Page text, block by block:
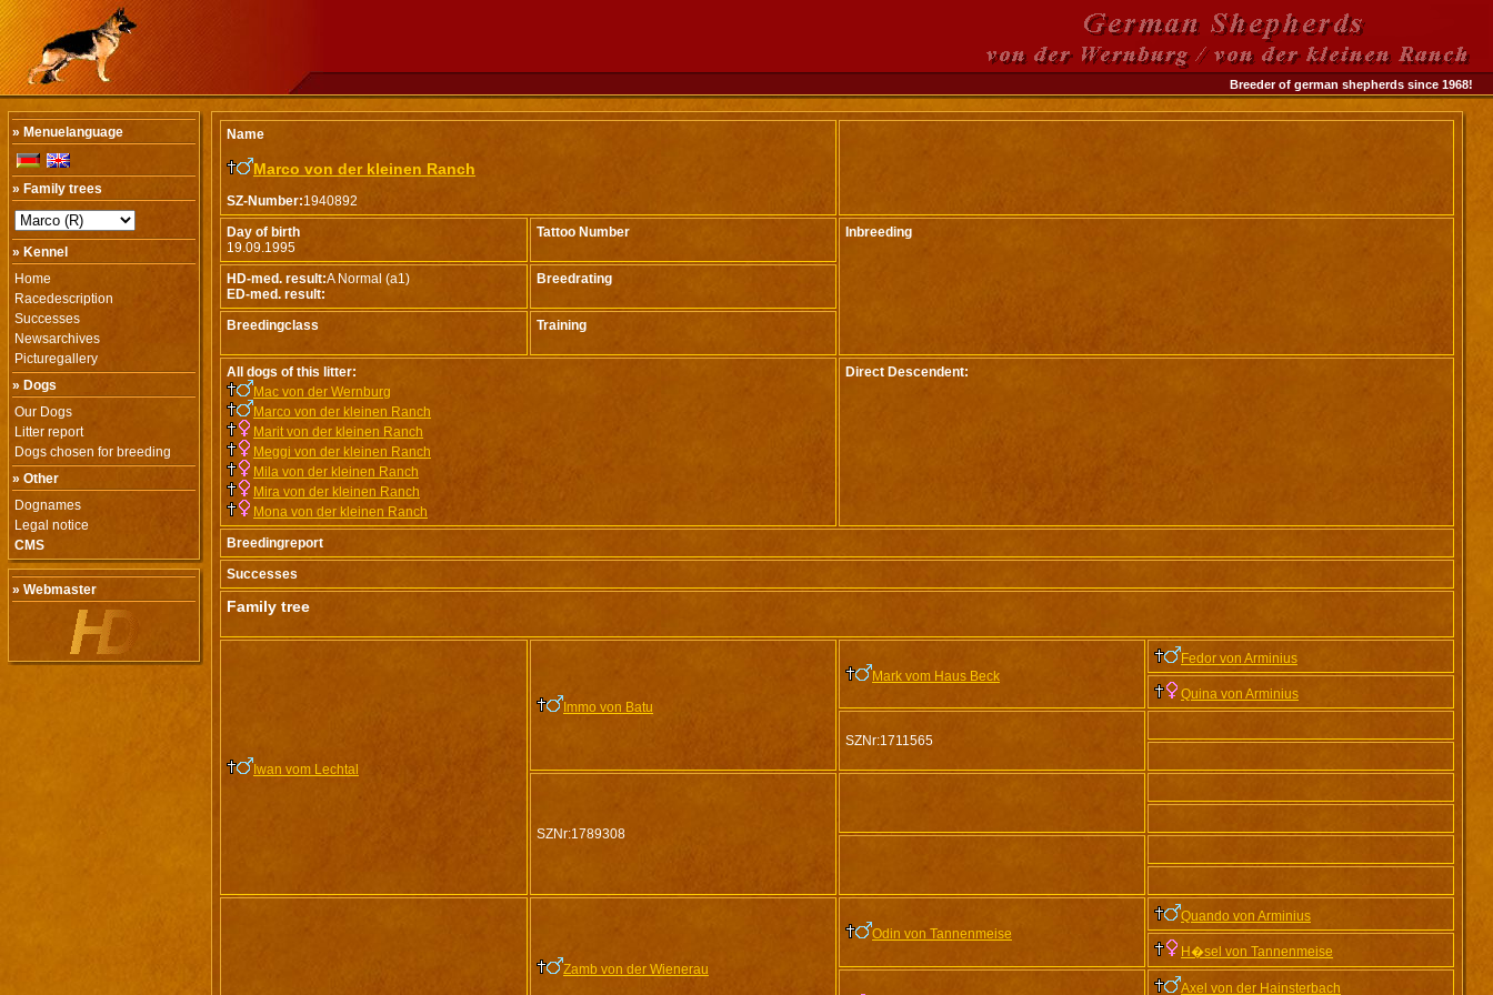
Breeder of german shepherds since 1968!
» Menuelanguage
» Family trees
» Kennel
Home
Racedescription
Successes
Newsarchives
Picturegallery
» Dogs
Our Dogs
Litter report
Dogs chosen for breeding
» Other
Dognames
Legal notice
CMS
» Webmaster
Name
Marco von der kleinen Ranch
SZ-Number:1940892
Day of birth
19.09.1995
Tattoo Number Inbreeding
HD-med. result:A Normal (a1)
ED-med. result:
Breedrating
Breedingclass Training
All dogs of this litter:
Mac von der Wernburg
Marco von der kleinen Ranch
Marit von der kleinen Ranch
Meggi von der kleinen Ranch
Mila von der kleinen Ranch
Mira von der kleinen Ranch
Mona von der kleinen Ranch
Direct Descendent:
Breedingreport
Successes
Family tree
Iwan vom Lechtal
Immo von Batu
Mark vom Haus Beck
Fedor von Arminius
Quina von Arminius
SZNr:1711565
SZNr:1789308
Zamb von der Wienerau
Odin von Tannenmeise
Quando von Arminius
H�sel von Tannenmeise
Axel von der Hainsterbach